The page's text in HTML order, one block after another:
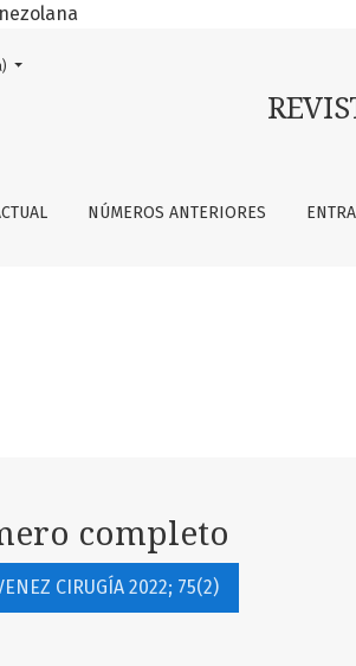
NÚMEROS ANTERIORES
El actual es:
completo
CIRUGÍA 2022; 75(2)